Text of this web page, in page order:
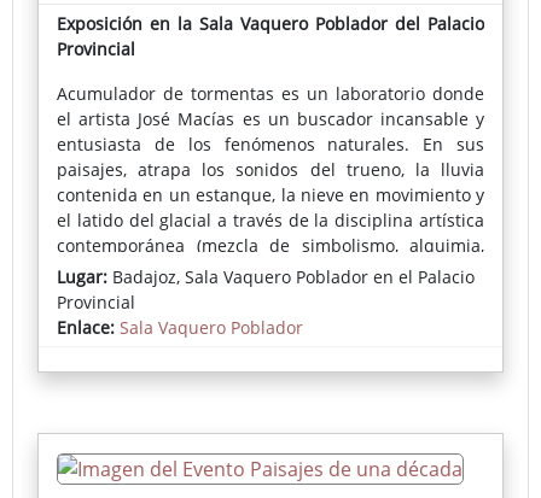
Exposición en la Sala Vaquero Poblador del Palacio
Provincial
Acumulador de tormentas es un laboratorio donde
el artista José Macías es un buscador incansable y
entusiasta de los fenómenos naturales. En sus
paisajes, atrapa los sonidos del trueno, la lluvia
contenida en un estanque, la nieve en movimiento y
el latido del glacial a través de la disciplina artística
contemporánea (mezcla de simbolismo, alquimia,
magia y patrones inconscientes) y la cristaliza en
sus piezas en su dimensión más abstracta y pura.
Lidón Sancho,
Comisaria de la exposiciónAcumulador de
Lugar: Badajoz, Sala Vaquero Poblador en el Palacio
Provincial
Enlace: Sala Vaquero Poblador